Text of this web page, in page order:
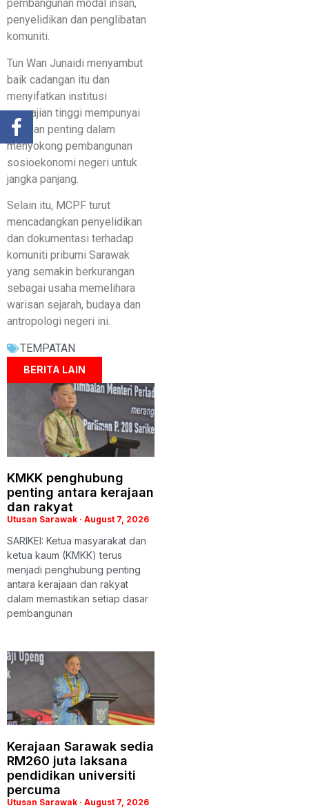
pembangunan modal insan,
penyelidikan dan penglibatan
komuniti.
Tun Wan Junaidi menyambut
baik cadangan itu dan
menyifatkan institusi
pengajian tinggi mempunyai
peranan penting dalam
menyokong pembangunan
sosioekonomi negeri untuk
jangka panjang.
Selain itu, MCPF turut
mencadangkan penyelidikan
dan dokumentasi terhadap
komuniti pribumi Sarawak
yang semakin berkurangan
sebagai usaha memelihara
warisan sejarah, budaya dan
antropologi negeri ini.
TEMPATAN
BERITA LAIN
KMKK penghubung
penting antara kerajaan
dan rakyat
Utusan Sarawak August 7, 2026
SARIKEI: Ketua masyarakat dan
ketua kaum (KMKK) terus
menjadi penghubung penting
antara kerajaan dan rakyat
dalam memastikan setiap dasar
pembangunan
Kerajaan Sarawak sedia
RM260 juta laksana
pendidikan universiti
percuma
Utusan Sarawak August 7, 2026